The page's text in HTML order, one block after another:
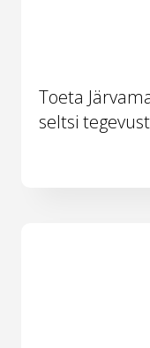
Toeta
seltsi tegevust